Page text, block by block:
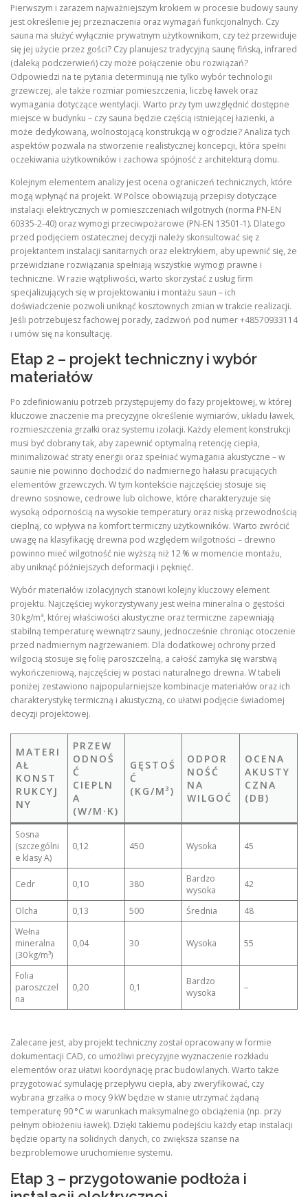
Pierwszym i zarazem najważniejszym krokiem w procesie budowy sauny
jest określenie jej przeznaczenia oraz wymagań funkcjonalnych. Czy
sauna ma służyć wyłącznie prywatnym użytkownikom, czy też przewiduje
się jej użycie przez gości? Czy planujesz tradycyjną saunę fińską, infrared
(daleką podczerwień) czy może połączenie obu rozwiązań?
Odpowiedzi na te pytania determinują nie tylko wybór technologii
grzewczej, ale także rozmiar pomieszczenia, liczbę ławek oraz
wymagania dotyczące wentylacji. Warto przy tym uwzględnić dostępne
miejsce w budynku – czy sauna będzie częścią istniejącej łazienki, a
może dedykowaną, wolnostojącą konstrukcją w ogrodzie? Analiza tych
aspektów pozwala na stworzenie realistycznej koncepcji, która spełni
oczekiwania użytkowników i zachowa spójność z architekturą domu.
Kolejnym elementem analizy jest ocena ograniczeń technicznych, które
mogą wpłynąć na projekt. W Polsce obowiązują przepisy dotyczące
instalacji elektrycznych w pomieszczeniach wilgotnych (norma PN‑EN
60335‑2‑40) oraz wymogi przeciwpożarowe (PN‑EN 13501‑1). Dlatego
przed podjęciem ostatecznej decyzji należy skonsultować się z
projektantem instalacji sanitarnych oraz elektrykiem, aby upewnić się, że
przewidziane rozwiązania spełniają wszystkie wymogi prawne i
techniczne. W razie wątpliwości, warto skorzystać z usług firm
specjalizujących się w projektowaniu i montażu saun – ich
doświadczenie pozwoli uniknąć kosztownych zmian w trakcie realizacji.
Jeśli potrzebujesz fachowej porady, zadzwoń pod numer +48570933114
i umów się na konsultację.
Etap 2 – projekt techniczny i wybór
materiałów
Po zdefiniowaniu potrzeb przystępujemy do fazy projektowej, w której
kluczowe znaczenie ma precyzyjne określenie wymiarów, układu ławek,
rozmieszczenia grzałki oraz systemu izolacji. Każdy element konstrukcji
musi być dobrany tak, aby zapewnić optymalną retencję ciepła,
minimalizować straty energii oraz spełniać wymagania akustyczne – w
saunie nie powinno dochodzić do nadmiernego hałasu pracujących
elementów grzewczych. W tym kontekście najczęściej stosuje się
drewno sosnowe, cedrowe lub olchowe, które charakteryzuje się
wysoką odpornością na wysokie temperatury oraz niską przewodnością
cieplną, co wpływa na komfort termiczny użytkowników. Warto zwrócić
uwagę na klasyfikację drewna pod względem wilgotności – drewno
powinno mieć wilgotność nie wyższą niż 12 % w momencie montażu,
aby uniknąć późniejszych deformacji i pęknięć.
Wybór materiałów izolacyjnych stanowi kolejny kluczowy element
projektu. Najczęściej wykorzystywany jest wełna mineralna o gęstości
30 kg/m³, której właściwości akustyczne oraz termiczne zapewniają
stabilną temperaturę wewnątrz sauny, jednocześnie chroniąc otoczenie
przed nadmiernym nagrzewaniem. Dla dodatkowej ochrony przed
wilgocią stosuje się folię paroszczelną, a całość zamyka się warstwą
wykończeniową, najczęściej w postaci naturalnego drewna. W tabeli
poniżej zestawiono najpopularniejsze kombinacje materiałów oraz ich
charakterystykę termiczną i akustyczną, co ułatwi podjęcie świadomej
decyzji projektowej.
MATERI
AŁ
KONST
RUKCYJ
NY
PRZEW
ODNOŚ
Ć
CIEPLN
A
(W/M·K)
GĘSTOŚ
Ć
(KG/M³)
ODPOR
NOŚĆ
NA
WILGOĆ
OCENA
AKUSTY
CZNA
(DB)
Sosna
(szczególni
e klasy A)
0,12 450 Wysoka 45
Cedr 0,10 380
Bardzo
wysoka
42
Olcha 0,13 500 Średnia
48
Wełna
mineralna
(30 kg/m³)
0,04 30 Wysoka 55
Folia
paroszczel
na
0,20 0,1
Bardzo
wysoka
–
Zalecane jest, aby projekt techniczny został opracowany w formie
dokumentacji CAD, co umożliwi precyzyjne wyznaczenie rozkładu
elementów oraz ułatwi koordynację prac budowlanych. Warto także
przygotować symulację przepływu ciepła, aby zweryfikować, czy
wybrana grzałka o mocy 9 kW będzie w stanie utrzymać żądaną
temperaturę 90 °C w warunkach maksymalnego obciążenia (np. przy
pełnym obłożeniu ławek). Dzięki takiemu podejściu każdy etap instalacji
będzie oparty na solidnych danych, co zwiększa szanse na
bezproblemowe uruchomienie systemu.
Etap 3 – przygotowanie podłoża i